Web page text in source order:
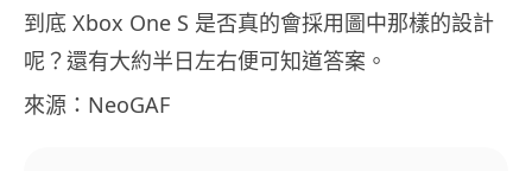
到底 Xbox One S 是否真的會採用圖中那樣的設計
呢？還有大約半日左右便可知道答案。
來源：NeoGAF